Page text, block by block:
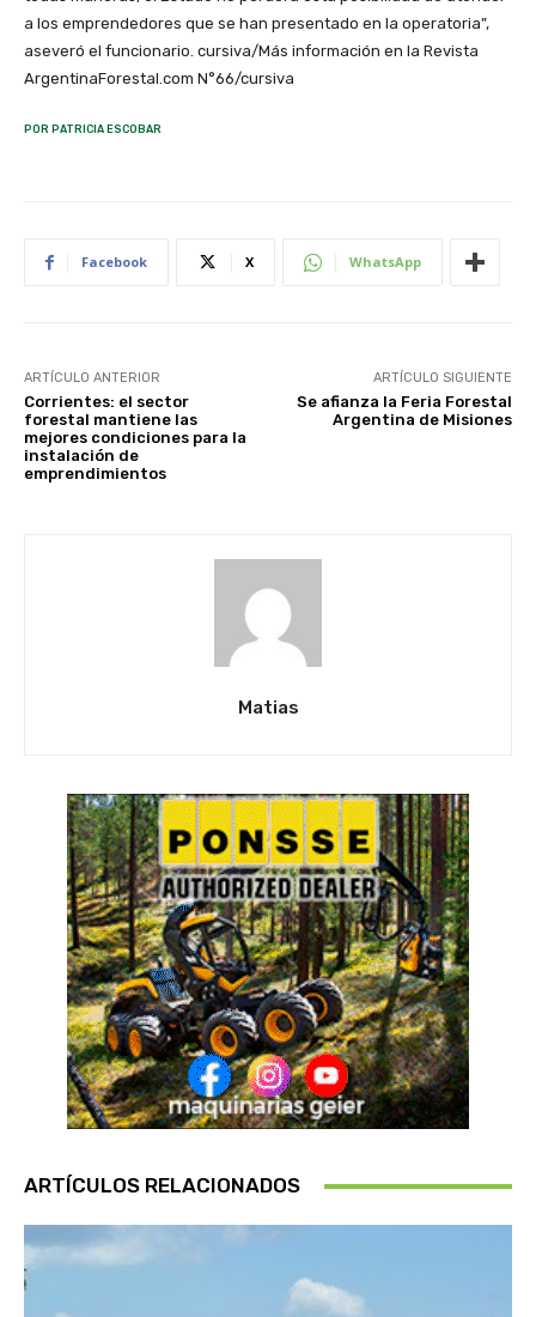
a los emprendedores que se han presentado en la operatoria”,
aseveró el funcionario. cursiva/Más información en la Revista
ArgentinaForestal.com N°66/cursiva
POR PATRICIA ESCOBAR
Facebook X WhatsApp
ARTÍCULO ANTERIOR
Corrientes: el sector
forestal mantiene las
mejores condiciones para la
instalación de
emprendimientos
ARTÍCULO SIGUIENTE
Se afianza la Feria Forestal
Argentina de Misiones
Matias
ARTÍCULOS RELACIONADOS